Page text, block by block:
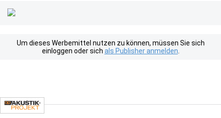
Um dieses Werbemittel nutzen zu können, müssen Sie sich
einloggen oder sich als Publisher anmelden